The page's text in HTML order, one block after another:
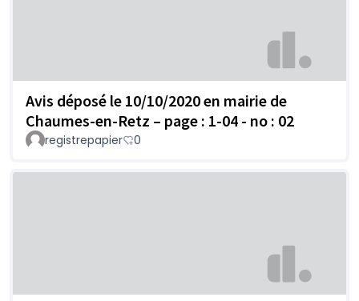
Avis déposé le 10/10/2020 en mairie de
Chaumes-en-Retz – page : 1-04 - no : 02
registrepapier 0